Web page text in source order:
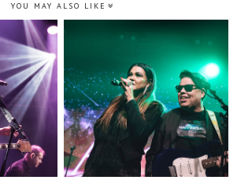
YOU MAY ALSO LIKE